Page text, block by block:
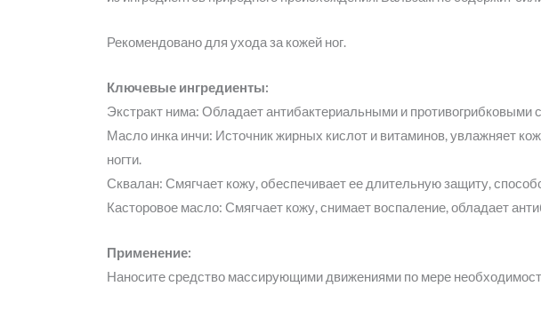
Рекомендовано для ухода за кожей ног.
Ключевые ингредиенты:
Экстракт нима: Обладает антибактериальными и противогрибковыми
Масло инка инчи: Источник жирных кислот и витаминов, увлажняет
ногти.
Сквалан: Смягчает кожу, обеспечивает ее длительную защиту,
Касторовое масло: Смягчает кожу, снимает воспаление, обладает
Применение:
Наносите средство массирующими движениями по мере